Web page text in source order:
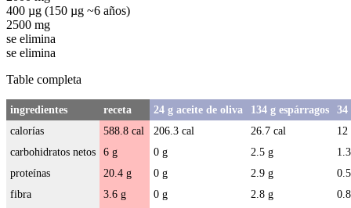
400 µg (150 µg ~6 años)
2500 mg
se elimina
se elimina
Table completa
ingredientes
calorías
carbohidratos netos
proteínas
fibra
receta
588.8 cal
6 g
20.4 g
3.6 g
24 g aceite de oliva
206.3 cal
0 g
0 g
0 g
134 g espárragos
26.7 cal
2.5 g
2.9 g
2.8 g
34
12